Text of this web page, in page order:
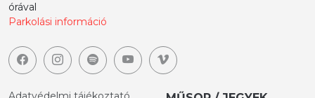
órával
Parkolási információ